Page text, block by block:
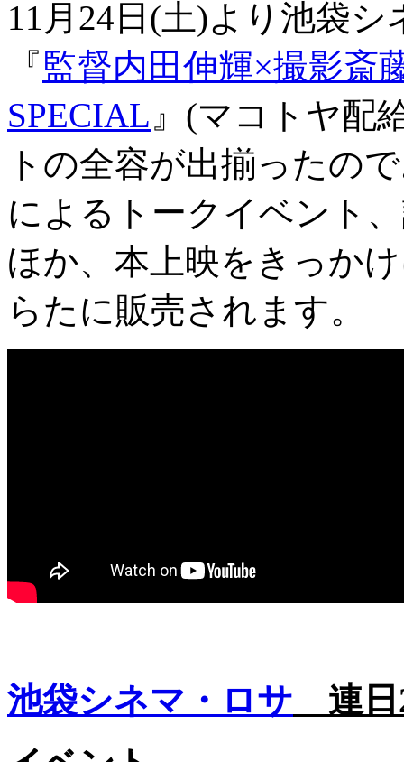
11月24日(土)より池袋
『監督内田伸輝×撮影
SPECIAL 』(マコトヤ配
トの全容が出揃ったの
によるトークイベント
ほか、本上映をきっか
らたに販売されます。
池袋シネマ・ロサ 連日